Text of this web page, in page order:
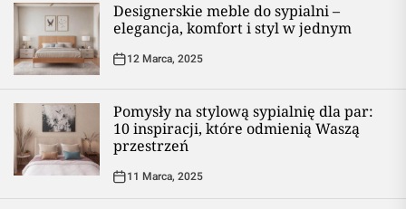
Designerskie meble do sypialni –
elegancja, komfort i styl w jednym
12 Marca, 2025
Pomysły na stylową sypialnię dla par:
10 inspiracji, które odmienią Waszą
przestrzeń
11 Marca, 2025